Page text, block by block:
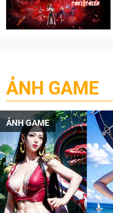
ẢNH GAME
ẢNH GAME